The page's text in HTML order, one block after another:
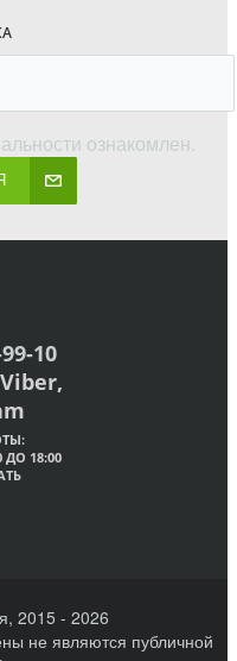
ознакомлен.
10
ДО 18:00
2015 - 2026
не являются публичной